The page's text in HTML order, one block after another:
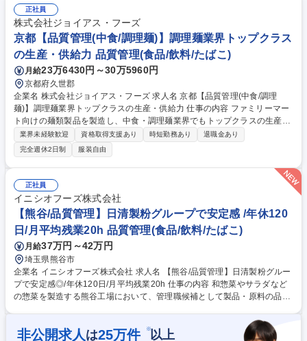
ー』など、世界中のシェフが注目する革新的な自社製品を提案できます。
素材本来の旨みを引き出し、冷めても美味しい料理を実現する力は、外食
や中食業界のメニュー開発において強力な武器になります。伝統と革新を
武器に、クライアントと共に新たな「食のスタンダード」を創り出す喜び
を体感できます 募集職種 東京【営業/業務用/課長候補】有名CM『おみそ
なら、ハナマルキ』で圧倒的知名度
正社員
株式会社ジョイアス・フーズ
京都【品質管理(中食/調理麺)】調理麺業界トップクラス
の生産・供給力 品質管理(食品/飲料/たばこ)
月給23万6430円～30万5960円
京都府久世郡
企業名 株式会社ジョイアス・フーズ 求人名 京都【品質管理(中食/調理
麺)】調理麺業界トップクラスの生産・供給力 仕事の内容 ファミリーマー
ト向けの麺類製品を製造し、中食・調理麺業界でもトップクラスの生産量
を誇る当社にて、商品の品質管理を担当していただきます。 【業務詳細】
■出荷承認に伴う確認（記録等）■衛生管理に伴う調査・改善活動（微生物
検査結果調査、現場巡回・指導など）■衛生管理関連の数値まとめ、傾向
調査 ■各監査対応 ■原料・製品の微生物・理化学検査、衛生管理、監査対
応、文書管理など※変更の範囲：当社の定める業務 募集職種 京都【品質
管理(中食/調理麺)】調理麺業界トップクラスの生産・供給力
業界未経験歓迎 資格取得支援あり 時短勤務あり
退職金あり
完全週休2日制
服装自由
正社員
イニシオフーズ株式会社
【熊谷/品質管理】日清製粉グループで安定感 /年休120
日/月平均残業20h 品質管理(食品/飲料/たばこ)
月給37万円～42万円
埼玉県熊谷市
企業名 イニシオフーズ株式会社 求人名 【熊谷/品質管理】日清製粉グルー
プで安定感◎/年休120日/月平均残業20h 仕事の内容 和惣菜やサラダなど
の惣菜を製造する熊谷工場において、管理職候補として製品・原料の品質
善 ・製造工程の品質管理 ・クレーム対応 ・食品衛生法関連法規の遵守 ・
食品安全マネジメントシステムの適切な運用 ・微生物検査室の管理 等 募
非公開求人 は25万件 ※以上